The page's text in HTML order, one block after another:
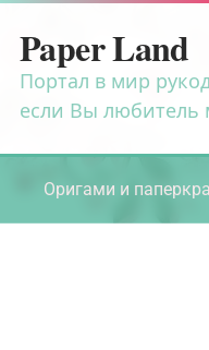
Paper Land
Портал в мир
если Вы любитель
Оригами и